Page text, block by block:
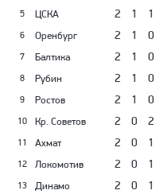
5 ЦСКА 2 1 1
6 Оренбург 2 1 0
7 Балтика 2 1 0
8 Рубин 2 1 0
9 Ростов 2 1 0
10 Кр. Советов 2 0 2
11 Ахмат 2 0 1
12 Локомотив 2 0 1
13 Динамо 2 0 1